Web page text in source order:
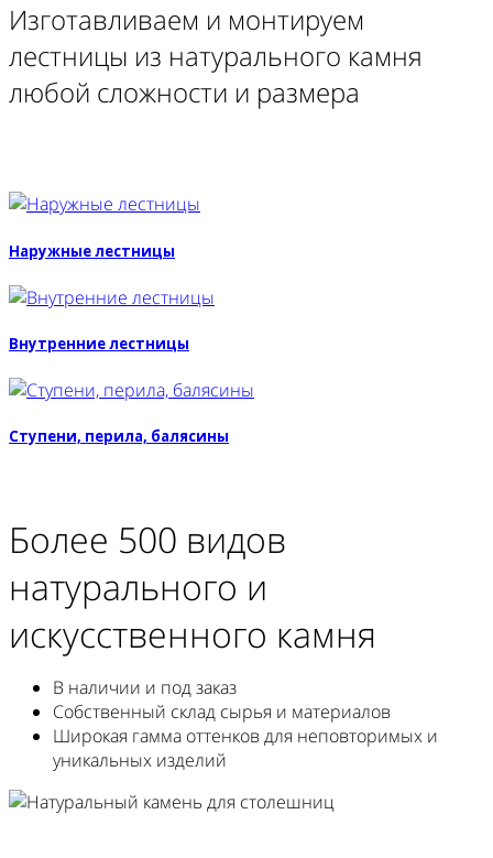
Изготавливаем и монтируем
лестницы из натурального камня
любой сложности и размера
Наружные лестницы
Внутренние лестницы
Ступени, перила, балясины
Более 500 видов
натурального и
искусственного камня
В наличии и под заказ
Собственный склад сырья и материалов
Широкая гамма оттенков для неповторимых и
уникальных изделий